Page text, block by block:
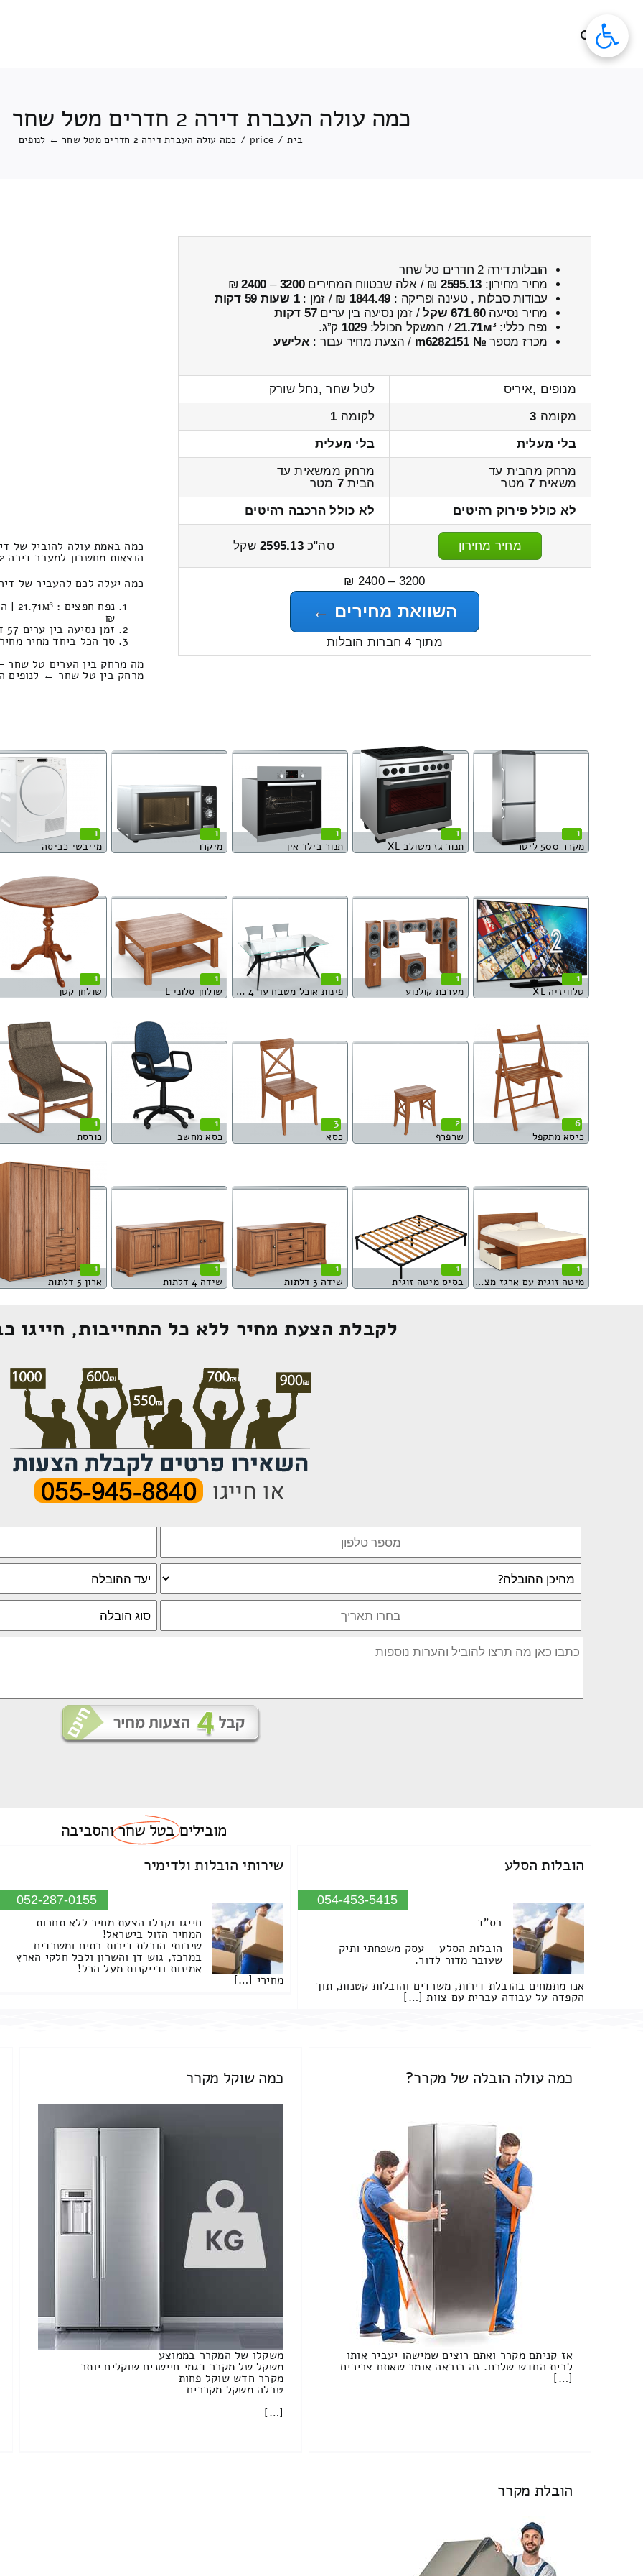
כמה עולה העברת דירה 2 חדרים מטל שחר ← לנופים
בית /
price
/ כמה עולה העברת דירה 2 חדרים מטל שחר ← לנופים
הובלות דירה 2 חדרים טל שחר
מחיר מחירון: 2595.13 ₪ / אלה שבטווח המחירים3200
–
2400
₪
עבודות סבלות , טעינה ופריקה : 1844.49 ₪ / זמן :1 שעות 59 דקות
מחיר נסיעה671.60 שקל / זמן נסיעה בין ערים57 דקות
נפח כללי:21.71м³/ המשקל הכולל:1029 ק”ג.
מכרז מספר № m6282151 / הצעת מחיר עבור : אלישע
מנופים ,איריס
לטל שחר ,נחל שורק
מקומה 3 לקומה 1
בלי מעלית
בלי מעלית
מרחק מהבית עד
משאית 7מטר
מרחק ממשאית עד
הבית7 מטר
לא כולל פירוק רהיטים
לא כולל הרכבה רהיטים
מחיר מחירון סה"כ2595.13שקל
3200 – 2400 ₪
השוואת מחירים ←
מתוך 4 חברות הובלות
כמה באמת עולה להוביל של דירה 2 חדרים טל שחר –
הוצאות מחשבון למעבר דירה 2 חדרים מטל שחר לנופים 3200 – 2400 שקל
כמה יעלה לכם להעביר של דירה 2 חדרים במחירון הובלות מטל שחר
₪
זמן נסיעה בין ערים 57 דקות / מחיר נסיעה 671.60 שקל
סך הכל ביחד מחיר מחירון:
מה מרחק בין הערים טל שחר
מרחק בין טל שחר ← לנופים הוא : 71.45
1
מקרר 500 ליטר
1
תנור גז משולב XL
1
תנור בילד אין
1
מיקרו
1
מייבשי כביסה
1
טלוויזיה XL
1
מערכת קולנוע
1
פינות אוכל מטבח עד 4 סועדים
1
שולחן סלוני L
1
שולחן קטן
6
כיסא מתקפל
2
שרפרף
3
כסא
1
כסא מחשב
1
כורסת
1
מיטה זוגית עם ארגז מצעים
1
בסיס מיטה זוגית
1
שידה 3 דלתות
1
שידה 4 דלתות
1
ארון 5 דלתות
לקבלת הצעת מחיר ללא כל התחייבות, חייגו
מוביליםבטל שחרוהסביבה
הובלות הסלע
054-453-5415
בס"ד
הובלות הסלע – עסק משפחתי ותיק
שעובר מדור לדור.
אנו מתמחים בהובלת דירות, משרדים והובלות קטנות, תוך
הקפדה על עבודה עברית עם צוות […]
שירותי הובלות ולדימיר
052-287-0155
חייגו וקבלו הצעת מחיר ללא תחרות –
המחיר הזול בישראל!
שירותי הובלת דירות בתים ומשרדים
במרכז, גוש דן והשרון ולכל חלקי הארץ
אמינות ודייקנות מעל הכל!
מחירי […]
כמה עולה הובלה של מקרר?
אז קניתם מקרר ואתם רוצים שמישהו יעביר אותו
לבית החדש שלכם. זה כנראה אומר שאתם צריכים
[…]
כמה שוקל מקרר
משקלו של המקרר בממוצע
משקל של מקרר דגמי חיישנים שוקלים יותר
מקרר חדש שוקל פחות
טבלה משקל מקררים
[…]
הובלת מקרר